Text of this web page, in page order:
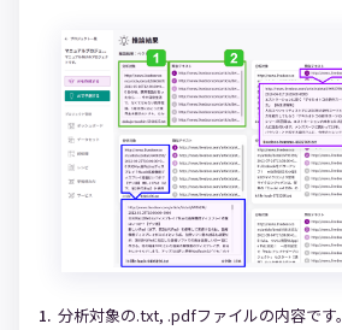
分析対象の.txt, .pdfファイルの内容です。